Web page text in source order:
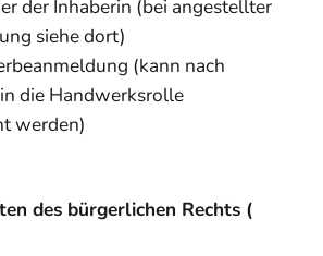
der Inhaberin (bei angestellter
siehe dort)
(kann nach
die Handwerksrolle
werden)
des bürgerlichen Rechts (